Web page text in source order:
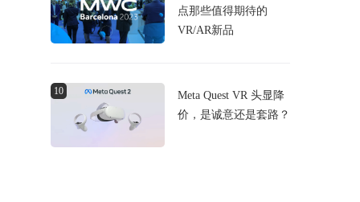
点那些值得期待的
VR/AR新品
10
Meta Quest VR 头显降
价，是诚意还是套路？